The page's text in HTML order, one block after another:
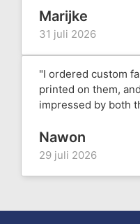
Marijke
31 juli 2026
"I ordered custom
printed on them,
impressed by both
Nawon
29 juli 2026